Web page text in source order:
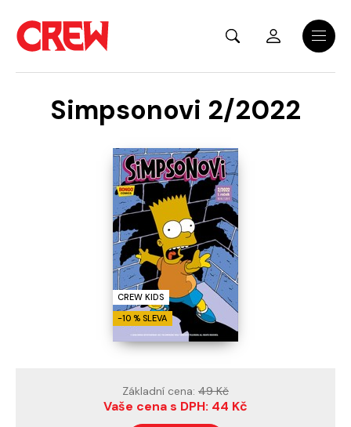
Menu
Simpsonovi 2/2022
CREW KIDS
-10 % SLEVA
Základní cena: 49 Kč
Vaše cena s DPH: 44 Kč